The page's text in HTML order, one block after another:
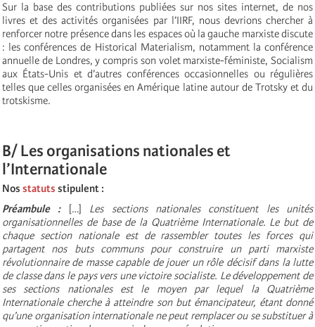
Sur la base des contributions publiées sur nos sites internet, de nos
livres et des activités organisées par l’IIRF, nous devrions chercher à
renforcer notre présence dans les espaces où la gauche marxiste discute
: les conférences de Historical Materialism, notamment la conférence
annuelle de Londres, y compris son volet marxiste-féministe, Socialism
aux États-Unis et d’autres conférences occasionnelles ou régulières
telles que celles organisées en Amérique latine autour de Trotsky et du
trotskisme.
B/ Les organisations nationales et
l’Internationale
Nos statuts stipulent :
Préambule :
[…] Les sections nationales constituent les unités
organisationnelles de base de la Quatrième Internationale. Le but de
chaque section nationale est de rassembler toutes les forces qui
partagent nos buts communs pour construire un parti marxiste
révolutionnaire de masse capable de jouer un rôle décisif dans la lutte
de classe dans le pays vers une victoire socialiste. Le développement de
ses sections nationales est le moyen par lequel la Quatrième
Internationale cherche à atteindre son but émancipateur, étant donné
qu’une organisation internationale ne peut remplacer ou se substituer à